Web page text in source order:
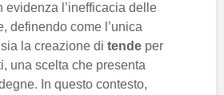
evidenza l’inefficacia delle
definendo come l’unica
la creazione di tende per
una scelta che presenta
In questo contesto,